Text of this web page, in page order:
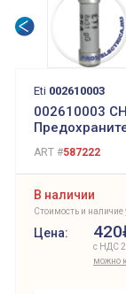
Eti 002610003
002610003
ART #587222
В наличии
Стоимость и наличие
Цена:
с НДС
можно